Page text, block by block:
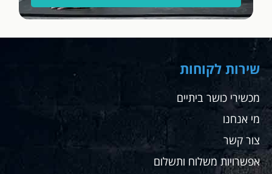
תשלום,
רבה.
שירות לקוחות
מכשירי כושר ביתיים
מי אנחנו
צור קשר
אפשרויות משלוח ותשלום